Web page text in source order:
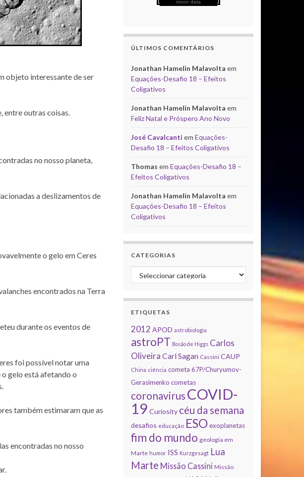
objeto interessante de ser
entre outras coisas.
no nosso planeta,
a deslizamentos de
o gelo em Ceres
encontrados na Terra
durante os eventos de
foi possível notar uma
gelo está afetando o
também estimaram que as
encontradas no nosso
moon data
ÚLTIMOS COMENTÁRIOS
Jonathan Hamelin Malavolta em
Equações-Desafio 18 – Efeitos
Coligativos
Jonathan Hamelin Malavolta em
Feliz Natal e Próspero Ano Novo
José Cavalcanti em Equações-
Desafio 18 – Efeitos Coligativos
Thomas em Equações-Desafio 18 –
Efeitos Coligativos
Jonathan Hamelin Malavolta em
Equações-Desafio 18 – Efeitos
Coligativos
CATEGORIAS
Categorias
ETIQUETAS
2012 APOD astrobiologia
astroPT Bosão de Higgs Carlos
Oliveira Carl Sagan Cassini CAUP
China ciência cometa 67P/Churyumov-
Gerasimenko cometas
coronavirus COVID-
19 Curiosity céu da semana
desafios educação ESO exoplanetas
fim do mundo geologia em
Marte humor ISS Kurzgesagt Lua
Marte Missão Cassini Missão